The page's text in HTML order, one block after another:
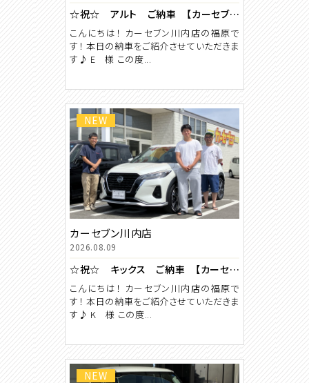
☆祝☆ アルト ご納車 【カーセブン川内店】
こんにちは！ カーセブン川内店の福原で
す！ 本日の納車をご紹介させていただきま
す♪ E 様 この度...
NEW
カーセブン川内店
2026.08.09
☆祝☆ キックス ご納車 【カーセブン川内店】
こんにちは！ カーセブン川内店の福原で
す！ 本日の納車をご紹介させていただきま
す♪ K 様 この度...
NEW